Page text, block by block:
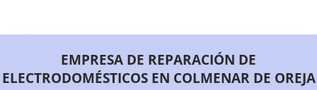
EMPRESA DE REPARACIÓN DE
ELECTRODOMÉSTICOS EN COLMENAR DE OREJA